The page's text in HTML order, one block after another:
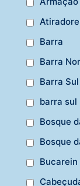
Barra
Barra
Barra Sul
barra sul
Bosque
Bosque
Bucarein